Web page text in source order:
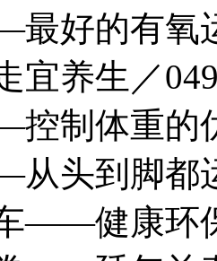
好的有氧
宜养生／
制体重的
头到脚都
——健康环